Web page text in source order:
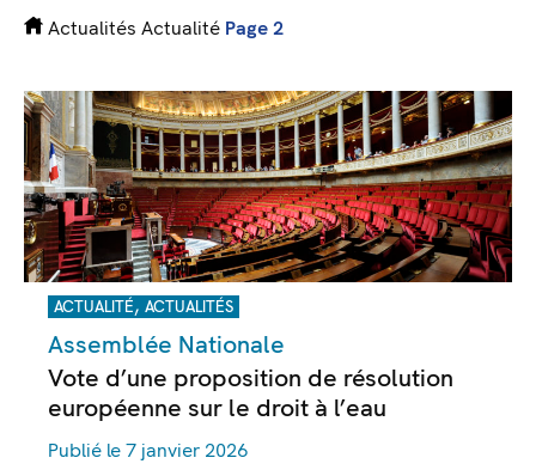
Actualités Actualité Page 2
ACTUALITÉ, ACTUALITÉS
Assemblée Nationale
Vote d’une proposition de résolution
européenne sur le droit à l’eau
Publié le 7 janvier 2026